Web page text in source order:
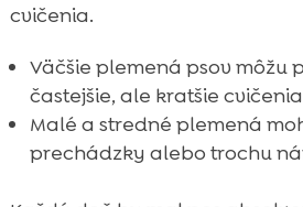
cvičenia.
Väčšie plemená psov môžu
častejšie, ale kratšie
Malé a stredné plemená
prechádzky alebo trochu